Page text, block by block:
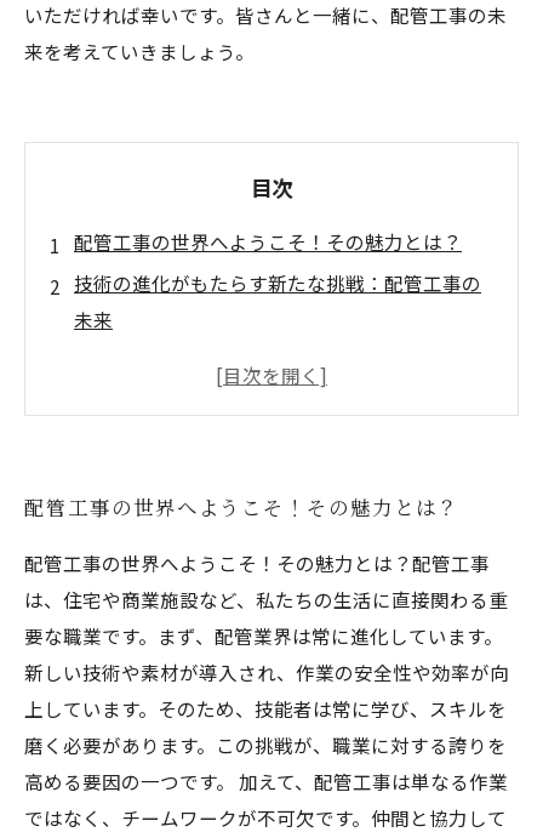
いただければ幸いです。皆さんと一緒に、配管工事の未
来を考えていきましょう。
目次
配管工事の世界へようこそ！その魅力とは？
技術の進化がもたらす新たな挑戦：配管工事の
未来
安心・安全な生活を支える配管工事の重要性
配管工事の未来を一緒に考えよう！次世代への
メッセージ
配管工事の世界へようこそ！その魅力とは？
配管工事の世界へようこそ！その魅力とは？配管工事
は、住宅や商業施設など、私たちの生活に直接関わる重
要な職業です。まず、配管業界は常に進化しています。
新しい技術や素材が導入され、作業の安全性や効率が向
上しています。そのため、技能者は常に学び、スキルを
磨く必要があります。この挑戦が、職業に対する誇りを
高める要因の一つです。 加えて、配管工事は単なる作業
ではなく、チームワークが不可欠です。仲間と協力して